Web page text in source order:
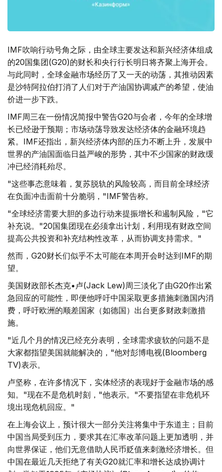
IMF吹响行动号角之际，由全球主要发达和新兴经济体组成
的20国集团(G20)的财长和央行行长明日将齐聚上海开会。
与此同时，全球金融市场经历了又一天的动荡，其推动因素
是沙特阿拉伯打消了人们对于产油国协调减产的希望，使油
价进一步下跌。
IMF周三在一份情况简报中警告G20与会者，今年的全球增
长已经逊于预期；市场动荡导致发达经济体的金融环境趋
紧。IMF还指出，新兴经济体内部的压力不断上升，发展中
世界的产油国面临日益严峻的形势，其中不少国家的财政缓
冲已经消耗殆尽。
"这些事态意味着，复苏脱轨的风险较高，而目前全球经济
在负面冲击面前十分脆弱，"IMF警告称。
"全球经济需要大胆的多边行动来提振增长和遏制风险，"它
补充说。"20国集团现在必须拿出计划，利用现有财政空间
提高公共投资和补充结构性改革，从而协调支持需求。"
然而，G20财长们似乎不太可能在本周开会时达到IMF的期
望。
美国财政部长杰克•卢(Jack Lew)周三淡化了由G20作出紧
急回应的可能性，即便他呼吁中国采取更多措施刺激国内消
费，呼吁欧洲的顺差国家（如德国）出台更多财政刺激措
施。
"近几个月的情况已经充分表明，全球需求疲软的问题不是
大家都指望美国就能解决的，"他对彭博电视(Bloomberg
TV)表示。
卢坚称，在许多情况下，实体经济的表现好于金融市场的感
知。"现在不是危机时刻，"他表示。"不要指望在非危机环
境出现危机回应。"
在上海会议上，预计很大一部分关注将集中于东道主；目前
中国当局受到压力，要求其在汇率改革问题上更加透明，并
向世界保证，他们无意借助人民币贬值来刺激经济增长。但
中国在最近几天拒绝了有关G20就汇率和增长达成协调计